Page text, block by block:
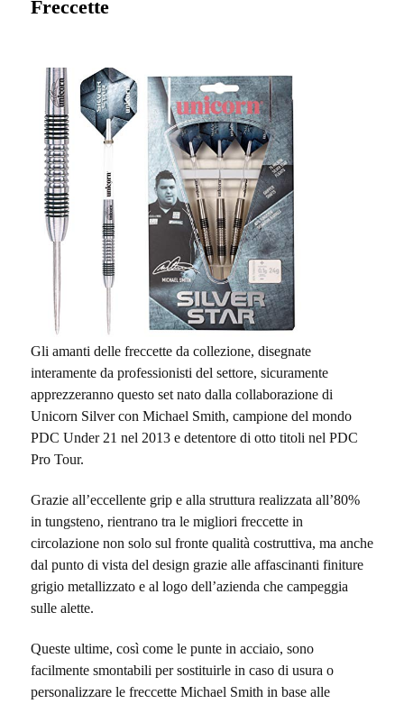
Freccette
Gli amanti delle freccette da collezione, disegnate
interamente da professionisti del settore, sicuramente
apprezzeranno questo set nato dalla collaborazione di
Unicorn Silver con Michael Smith, campione del mondo
PDC Under 21 nel 2013 e detentore di otto titoli nel PDC
Pro Tour.
Grazie all’eccellente grip e alla struttura realizzata all’80%
in tungsteno, rientrano tra le migliori freccette in
circolazione non solo sul fronte qualità costruttiva, ma anche
dal punto di vista del design grazie alle affascinanti finiture
grigio metallizzato e al logo dell’azienda che campeggia
sulle alette.
Queste ultime, così come le punte in acciaio, sono
facilmente smontabili per sostituirle in caso di usura o
personalizzare le freccette Michael Smith in base alle